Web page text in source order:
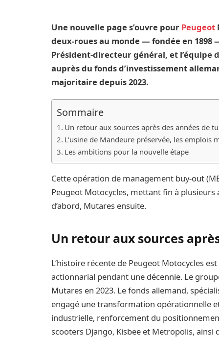
Une nouvelle page s’ouvre pour Peugeot
deux-roues au monde — fondée en
Président-directeur général, et l’équipe
auprès du fonds d’investissement
majoritaire depuis 2023.
Sommaire
Un retour aux sources après des années de
L’usine de Mandeure préservée, les emplois
Les ambitions pour la nouvelle étape
Cette opération de management buy-out
Peugeot Motocycles, mettant fin à
d’abord, Mutares ensuite.
Un retour aux sources
L’histoire récente de Peugeot Motocycles
actionnarial pendant une décennie. Le
Mutares en 2023. Le fonds allemand,
engagé une transformation opérationnelle
industrielle, renforcement du
scooters Django, Kisbee et Metropolis, ainsi